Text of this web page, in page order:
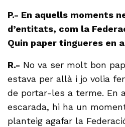
P.- En aquells moments
d’entitats, com la
Quin paper tingueres en
R.- No va ser molt bon
estava per allà i jo volia
de portar-les a terme. En
escarada, hi ha un
planteig agafar la